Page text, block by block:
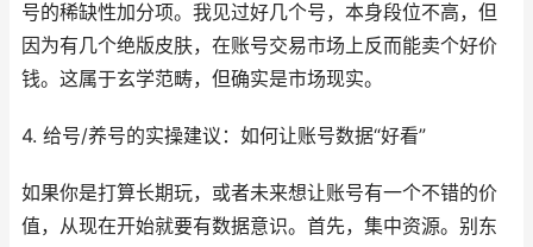
号的稀缺性加分项。我见过好几个号，本身段位不高，但
因为有几个绝版皮肤，在账号交易市场上反而能卖个好价
钱。这属于玄学范畴，但确实是市场现实。
4. 给号/养号的实操建议：如何让账号数据“好看”
如果你是打算长期玩，或者未来想让账号有一个不错的价
值，从现在开始就要有数据意识。首先，集中资源。别东